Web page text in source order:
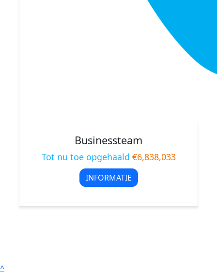
Businessteam
Tot nu toe opgehaald €6,838,033
INFORMATIE
^